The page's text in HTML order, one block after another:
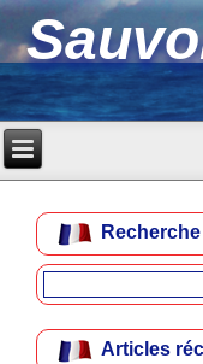
Recherche
Articles